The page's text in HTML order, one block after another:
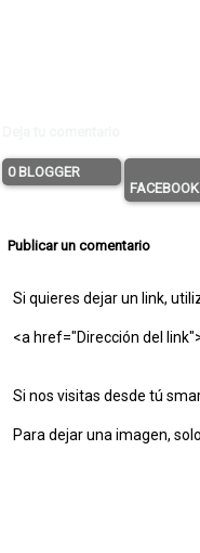
0 BLOGGER
FACEBOOK
Publicar un comentario
Si quieres dejar un link,
<a href="Dirección del
Si nos visitas desde tú
Para dejar una imagen,